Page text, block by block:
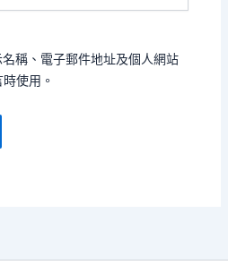
稱、電子郵件地址及個人網站
使用。